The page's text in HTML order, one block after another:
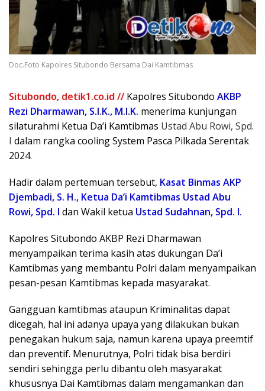
Doc.Foto Kapolres Situbondo Bersama Dai Kamtibmas
Situbondo, detik1.co.id // Kapolres Situbondo AKBP
Rezi Dharmawan, S.I.K., M.I.K. menerima kunjungan
silaturahmi Ketua Da’i Kamtibmas Ustad Abu Rowi, Spd.
I dalam rangka cooling System Pasca Pilkada Serentak
2024.
Hadir dalam pertemuan tersebut, Kasat Binmas AKP
Djembadi, S. H., Ketua Da’i Kamtibmas Ustad Abu
Rowi, Spd. I dan Wakil ketua Ustad Sudahnan, Spd. I.
Kapolres Situbondo AKBP Rezi Dharmawan
menyampaikan terima kasih atas dukungan Da’i
Kamtibmas yang membantu Polri dalam menyampaikan
pesan-pesan Kamtibmas kepada masyarakat.
Gangguan kamtibmas ataupun Kriminalitas dapat
dicegah, hal ini adanya upaya yang dilakukan bukan
penegakan hukum saja, namun karena upaya preemtif
dan preventif. Menurutnya, Polri tidak bisa berdiri
sendiri sehingga perlu dibantu oleh masyarakat
khususnya Dai Kamtibmas dalam mengamankan dan